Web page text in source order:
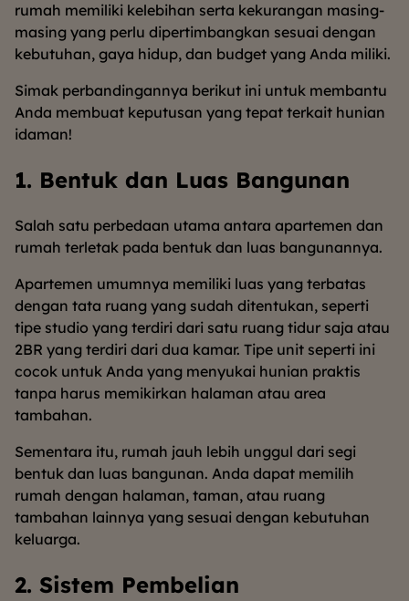
rumah memiliki kelebihan serta kekurangan masing-
masing yang perlu dipertimbangkan sesuai dengan
kebutuhan, gaya hidup, dan budget yang Anda miliki.
Simak perbandingannya berikut ini untuk membantu
Anda membuat keputusan yang tepat terkait hunian
idaman!
1. Bentuk dan Luas Bangunan
Salah satu perbedaan utama antara apartemen dan
rumah terletak pada bentuk dan luas bangunannya.
Apartemen umumnya memiliki luas yang terbatas
dengan tata ruang yang sudah ditentukan, seperti
tipe studio yang terdiri dari satu ruang tidur saja atau
2BR yang terdiri dari dua kamar. Tipe unit seperti ini
cocok untuk Anda yang menyukai hunian praktis
tanpa harus memikirkan halaman atau area
tambahan.
Sementara itu, rumah jauh lebih unggul dari segi
bentuk dan luas bangunan. Anda dapat memilih
rumah dengan halaman, taman, atau ruang
tambahan lainnya yang sesuai dengan kebutuhan
keluarga.
2. Sistem Pembelian